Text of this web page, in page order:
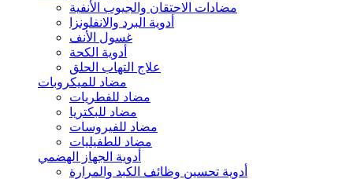
مضادات الاحتقان والجيوب الأنفية
أدوية البرد والانفلونزا
غسول الأنف
أدوية الكحة
علاج التهاب الحلق
مضاد للميكروبات
مضاد للفطريات
مضاد للبكتريا
مضاد للفيروسات
مضاد للطفيليات
أدوية الجهاز الهضمي
أدوية تحسين وظائف الكبد والمرارة